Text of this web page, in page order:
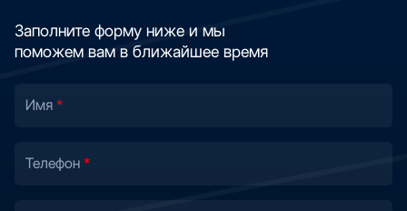
Заполните форму ниже и мы
поможем вам в ближайшее время
Имя
Телефон